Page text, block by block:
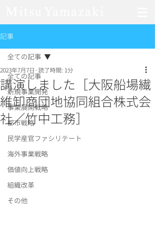
記事
全ての記事
新規事業開発
事業展開戦略
都市戦略
民学産官ファシリテート
海外事業戦略
価値向上戦略
組織改革
その他
全ての記事
講演しました［大阪船場繊
維卸商団地協同組合株式会
社／竹中工務］
2023年7月7日 読了時間: 1分